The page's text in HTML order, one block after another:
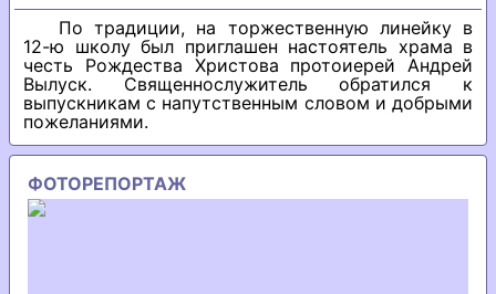
По традиции, на торжественную линейку в
12-ю школу был приглашен настоятель храма в
честь Рождества Христова протоиерей Андрей
Вылуск. Священнослужитель обратился к
выпускникам с напутственным словом и добрыми
пожеланиями.
ФОТОРЕПОРТАЖ